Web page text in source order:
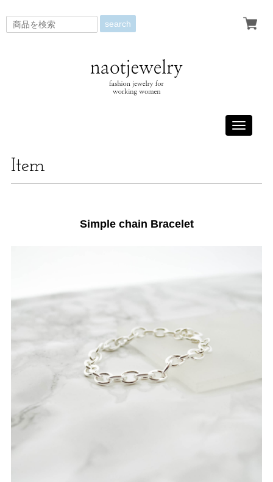
search
Toggle
Item
Simple chain Bracelet